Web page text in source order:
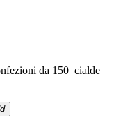
da 150 cialde